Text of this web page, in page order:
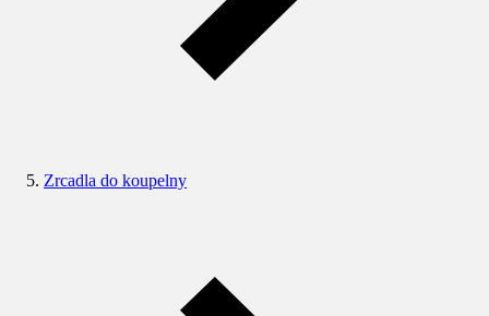
Zrcadla do koupelny